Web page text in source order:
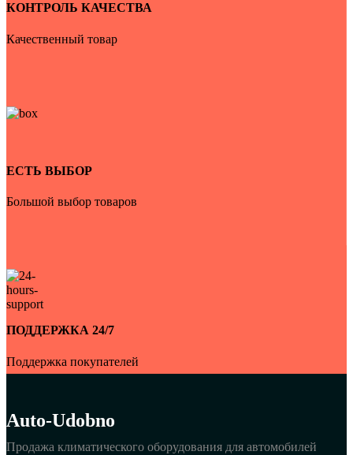
КОНТРОЛЬ КАЧЕСТВА
Качественный товар
ЕСТЬ ВЫБОР
Большой выбор товаров
ПОДДЕРЖКА 24/7
Поддержка покупателей
Auto-Udobno
Продажа климатического оборудования для автомобилей